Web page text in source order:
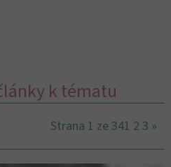
k tématu
Strana 1 ze 341 2 3 »